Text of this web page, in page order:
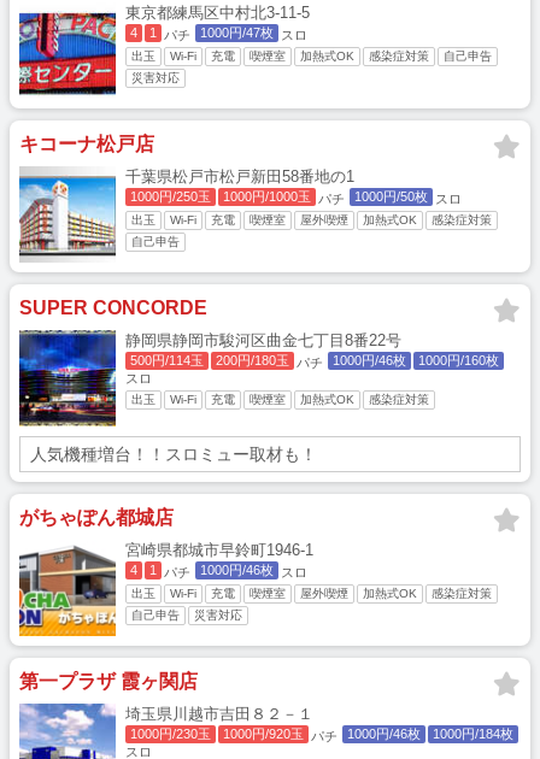
東京都練馬区中村北3-11-5
4 1 パチ 1000円/47枚 スロ
出玉 Wi-Fi 充電 喫煙室 加熱式OK 感染症対策
自己申告
災害対応
キコーナ松戸店
千葉県松戸市松戸新田58番地の1
1000円/250玉 1000円/1000玉 パチ 1000円/50枚 スロ
出玉 Wi-Fi 充電 喫煙室 屋外喫煙 加熱式OK
感染症対策
自己申告
SUPER CONCORDE
静岡県静岡市駿河区曲金七丁目8番22号
500円/114玉 200円/180玉 パチ 1000円/46枚
1000円/160枚
スロ
出玉 Wi-Fi 充電 喫煙室 加熱式OK 感染症対策
人気機種増台！！スロミュー取材も！
がちゃぽん都城店
宮崎県都城市早鈴町1946-1
4 1 パチ 1000円/46枚 スロ
出玉 Wi-Fi 充電 喫煙室 屋外喫煙 加熱式OK
感染症対策
自己申告
災害対応
第一プラザ 霞ヶ関店
埼玉県川越市吉田８２－１
1000円/230玉 1000円/920玉 パチ 1000円/46枚
1000円/184枚
スロ